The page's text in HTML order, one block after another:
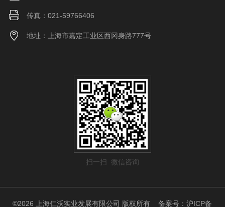
传真：021-59766406
地址：上海市嘉定工业区西冈身路777号
扫一扫 微信咨询
©2026 上海仁沃实业发展有限公司 版权所有备案号：沪ICP备